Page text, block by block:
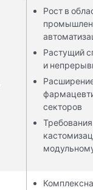
Рост в
Растущий
и
секторов